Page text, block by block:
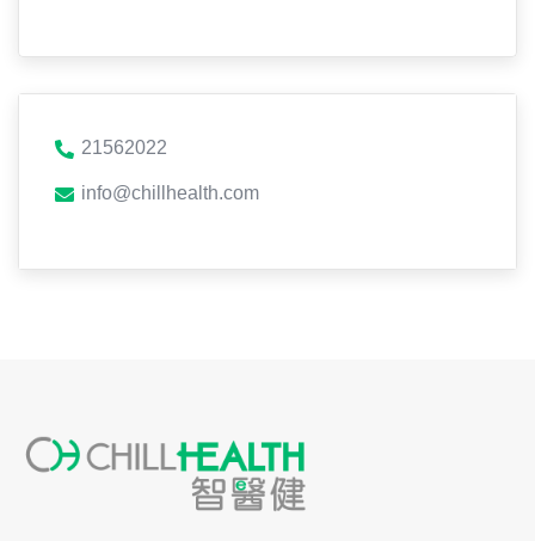
21562022
info@chillhealth.com